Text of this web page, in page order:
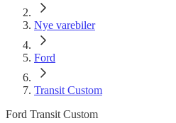
Nye varebiler
Ford
Transit Custom
Ford Transit Custom